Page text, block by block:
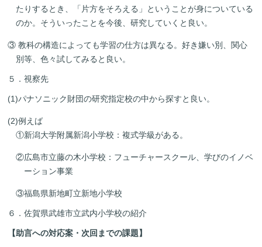
たりするとき、「片方をそろえる」ということが身についている
のか。そういったことを今後、研究していくと良い。
③ 教科の構造によっても学習の仕方は異なる。好き嫌い別、関心
別等、色々試してみると良い。
５．視察先
(1)パナソニック財団の研究指定校の中から探すと良い。
(2)例えば
①新潟大学附属新潟小学校：複式学級がある。
②広島市立藤の木小学校：フューチャースクール、学びのイノベ
ーション事業
③福島県新地町立新地小学校
６．佐賀県武雄市立武内小学校の紹介
【助言への対応案・次回までの課題】